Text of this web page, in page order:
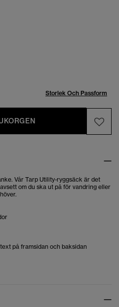
Storlek Och Passform
Vår Tarp Utility-ryggsäck är det
om du ska ut på för vandring eller
på framsidan och baksidan